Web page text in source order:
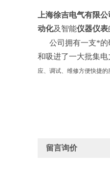
上海徐吉电气有限公
动化及智能仪器仪表
公司拥有一支*的
和吸进了一大批集
应、调试、维修方便快捷
留言询价